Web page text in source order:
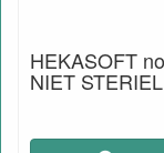
HEKASOFT
NIET STERIEL